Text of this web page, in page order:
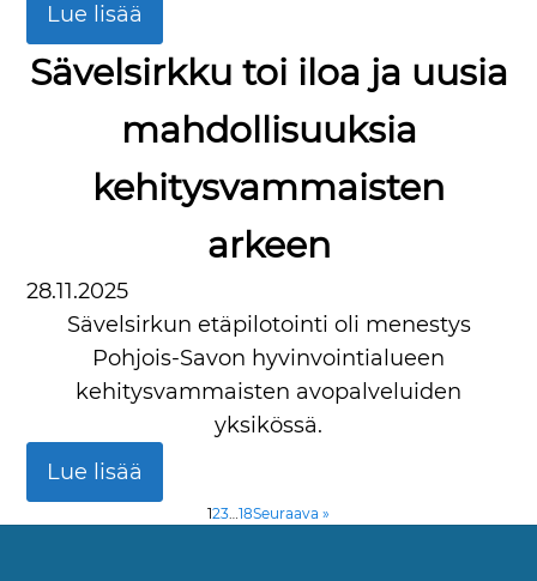
Lue lisää
Sävelsirkku toi iloa ja uusia
mahdollisuuksia
kehitysvammaisten
arkeen
28.11.2025
Sävelsirkun etäpilotointi oli menestys
Pohjois-Savon hyvinvointialueen
kehitysvammaisten avopalveluiden
yksikössä.
Lue lisää
123…18Seuraava »